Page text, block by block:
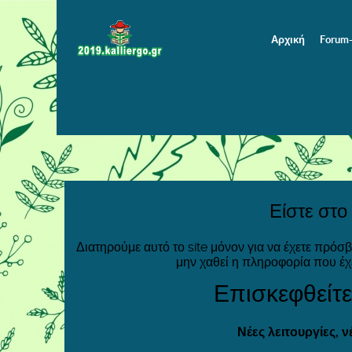
Αρχική
Είστε
Διατηρούμε αυτό το site μόνον για να έχετε
μην χαθεί η πληροφορία που
Νέες λειτουργίες,